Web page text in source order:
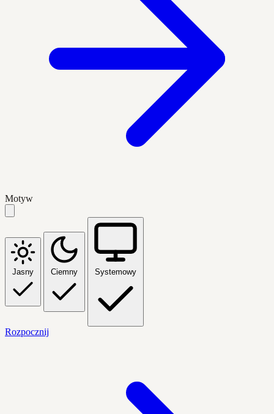
Motyw
Jasny Ciemny Systemowy
Rozpocznij